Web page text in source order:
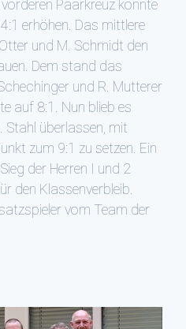
Paarkreuz konnte
erhöhen. Das mittlere
und M. Schmidt den
Dem stand das
und R. Mutterer
auf 8:1. Nun blieb es
Stahl überlassen, mit
zum 9:1 zu setzen. Ein
der Herren I und 2
den Klassenverbleib.
vom Team der